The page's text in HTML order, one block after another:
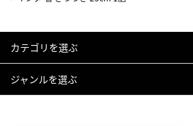
カテゴリを選ぶ
ジャンルを選ぶ